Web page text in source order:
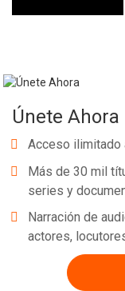
Únete Ahora
Acceso ilimitado
Más de 30 mil
series y
Narración de
actores,